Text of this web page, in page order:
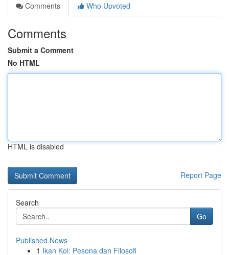
Comments
Who Upvoted
Comments
Submit a Comment
No HTML
HTML is disabled
Report Page
Search
Go
Published News
1 Ikan Koi: Pesona dan Filosofi